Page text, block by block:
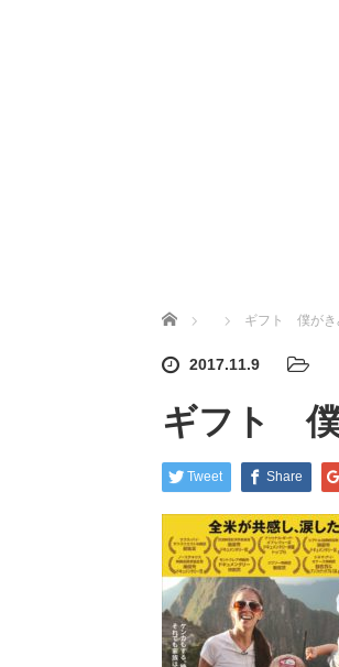
ホーム ギフト 僕がき
2017.11.9
ギフト 僕
Tweet Share